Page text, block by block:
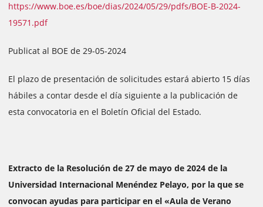
https://www.boe.es/boe/dias/2024/05/29/pdfs/BOE-B-2024-
19571.pdf
Publicat al BOE de 29-05-2024
El plazo de presentación de solicitudes estará abierto 15 días
hábiles a contar desde el día siguiente a la publicación de
esta convocatoria en el Boletín Oficial del Estado.
Extracto de la Resolución de 27 de mayo de 2024 de la
Universidad Internacional Menéndez Pelayo, por la que se
convocan ayudas para participar en el «Aula de Verano